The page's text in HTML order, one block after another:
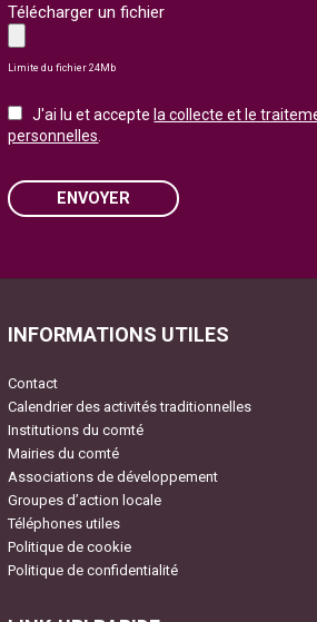
Télécharger un fichier
Limite du fichier 24Mb
J'ai lu et accepte la collecte et le
personnelles.
ENVOYER
INFORMATIONS UTILES
Contact
Calendrier des activités traditionnelles
Institutions du comté
Mairies du comté
Associations de développement
Groupes d’action locale
Téléphones utiles
Politique de cookie
Politique de confidentialité